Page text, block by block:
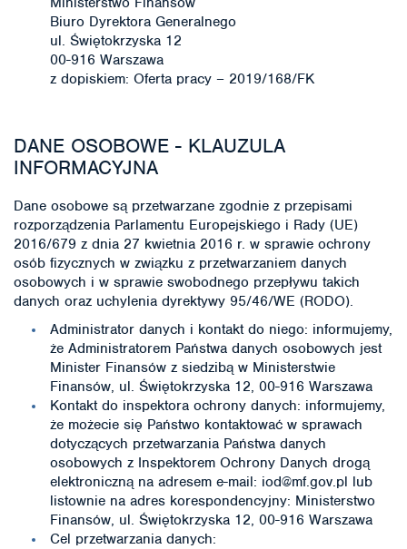
Biuro Dyrektora Generalnego
ul. Świętokrzyska 12
00-916 Warszawa
z dopiskiem: Oferta pracy – 2019/168/FK
DANE OSOBOWE - KLAUZULA
INFORMACYJNA
Dane osobowe są przetwarzane zgodnie z przepisami
rozporządzenia Parlamentu Europejskiego i Rady (UE)
2016/679 z dnia 27 kwietnia 2016 r. w sprawie ochrony
osób fizycznych w związku z przetwarzaniem danych
osobowych i w sprawie swobodnego przepływu takich
danych oraz uchylenia dyrektywy 95/46/WE (RODO).
Administrator danych i kontakt do niego: informujemy,
że Administratorem Państwa danych osobowych jest
Minister Finansów z siedzibą w Ministerstwie
Finansów, ul. Świętokrzyska 12, 00-916 Warszawa
Kontakt do inspektora ochrony danych: informujemy,
że możecie się Państwo kontaktować w sprawach
dotyczących przetwarzania Państwa danych
osobowych z Inspektorem Ochrony Danych drogą
elektroniczną na adresem e-mail: iod@mf.gov.pl lub
listownie na adres korespondencyjny: Ministerstwo
Finansów, ul. Świętokrzyska 12, 00-916 Warszawa
Cel przetwarzania danych: